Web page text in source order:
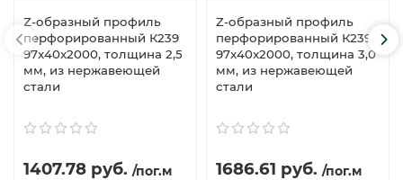
Z-образный профиль
перфорированный К239
97x40x2000, толщина 2,5
мм, из нержавеющей
стали
1407.78 руб. /пог.м
Z-образный профиль
перфорированный К239
97x40x2000, толщина 3,0
мм, из нержавеющей
стали
1686.61 руб. /пог.м